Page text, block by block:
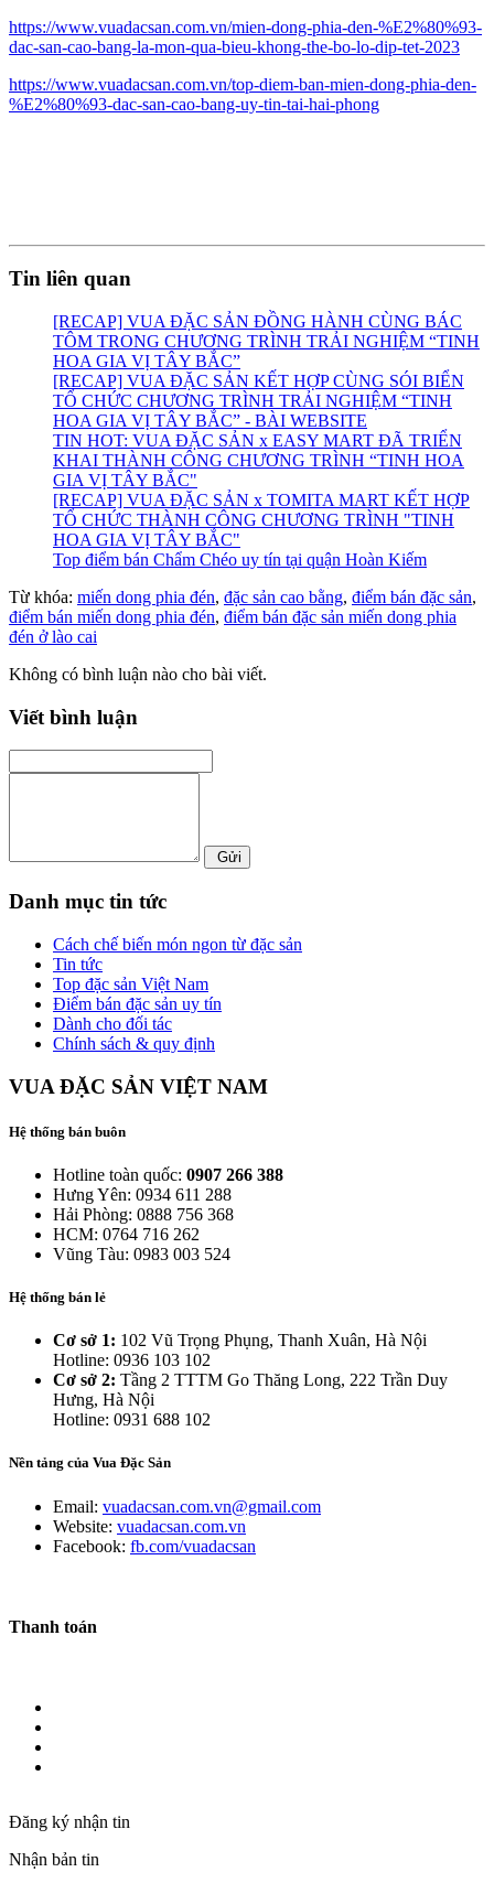
https://www.vuadacsan.com.vn/mien-dong-phia-den-%E2%80%93-
dac-san-cao-bang-la-mon-qua-bieu-khong-the-bo-lo-dip-tet-2023
https://www.vuadacsan.com.vn/top-diem-ban-mien-dong-phia-den-
%E2%80%93-dac-san-cao-bang-uy-tin-tai-hai-phong
Tin liên quan
[RECAP] VUA ĐẶC SẢN ĐỒNG HÀNH CÙNG BÁC
TÔM TRONG CHƯƠNG TRÌNH TRẢI NGHIỆM “TINH
HOA GIA VỊ TÂY BẮC”
[RECAP] VUA ĐẶC SẢN KẾT HỢP CÙNG SÓI BIỂN
TỔ CHỨC CHƯƠNG TRÌNH TRẢI NGHIỆM “TINH
HOA GIA VỊ TÂY BẮC” - BÀI WEBSITE
TIN HOT: VUA ĐẶC SẢN x EASY MART ĐÃ TRIỂN
KHAI THÀNH CÔNG CHƯƠNG TRÌNH “TINH HOA
GIA VỊ TÂY BẮC"
[RECAP] VUA ĐẶC SẢN x TOMITA MART KẾT HỢP
TỔ CHỨC THÀNH CÔNG CHƯƠNG TRÌNH "TINH
HOA GIA VỊ TÂY BẮC"
Top điểm bán Chẩm Chéo uy tín tại quận Hoàn Kiếm
Từ khóa: miến dong phia đén, đặc sản cao bằng, điểm bán đặc sản,
điểm bán miến dong phia đén, điểm bán đặc sản miến dong phia
đén ở lào cai
Không có bình luận nào cho bài viết.
Viết bình luận
Gửi
Danh mục tin tức
Cách chế biến món ngon từ đặc sản
Tin tức
Top đặc sản Việt Nam
Điểm bán đặc sản uy tín
Dành cho đối tác
Chính sách & quy định
VUA ĐẶC SẢN VIỆT NAM
Hệ thống bán buôn
Hotline toàn quốc: 0907 266 388
Hưng Yên: 0934 611 288
Hải Phòng: 0888 756 368
HCM: 0764 716 262
Vũng Tàu: 0983 003 524
Hệ thống bán lẻ
Cơ sở 1: 102 Vũ Trọng Phụng, Thanh Xuân, Hà Nội
Hotline: 0936 103 102
Cơ sở 2: Tầng 2 TTTM Go Thăng Long, 222 Trần Duy
Hưng, Hà Nội
Hotline: 0931 688 102
Nền tảng của Vua Đặc Sản
Email: vuadacsan.com.vn@gmail.com
Website: vuadacsan.com.vn
Facebook: fb.com/vuadacsan
Thanh toán
Đăng ký nhận tin
Nhận bản tin